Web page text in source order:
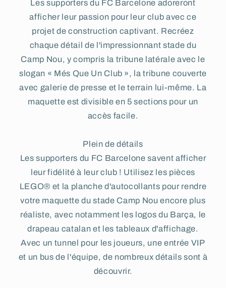
Les supporters du FC Barcelone adoreront
afficher leur passion pour leur club avec ce
projet de construction captivant. Recréez
chaque détail de l'impressionnant stade du
Camp Nou, y compris la tribune latérale avec le
slogan « Més Que Un Club », la tribune couverte
avec galerie de presse et le terrain lui-même. La
maquette est divisible en 5 sections pour un
accès facile.
Plein de détails
Les supporters du FC Barcelone savent afficher
leur fidélité à leur club ! Utilisez les pièces
LEGO® et la planche d'autocollants pour rendre
votre maquette du stade Camp Nou encore plus
réaliste, avec notamment les logos du Barça, le
drapeau catalan et les tableaux d'affichage.
Avec un tunnel pour les joueurs, une entrée VIP
et un bus de l'équipe, de nombreux détails sont à
découvrir.